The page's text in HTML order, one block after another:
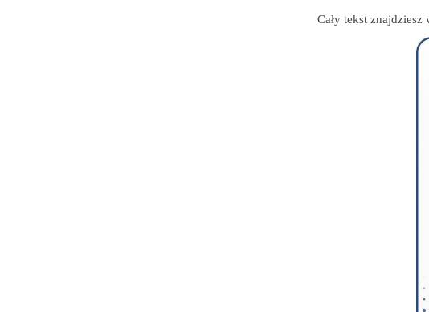
Cały tekst znajdziesz